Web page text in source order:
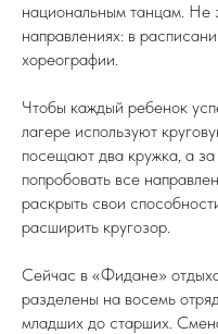
национальным танцам. Не
направлениях: в
хореографии.
Чтобы каждый ребенок
лагере используют
посещают два кружка, а
попробовать все
раскрыть свои
расширить кругозор.
Сейчас в «Фидане»
разделены на восемь
младших до старших.